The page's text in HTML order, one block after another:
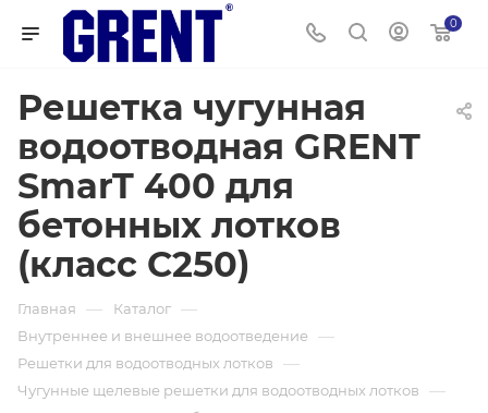
0
Решетка чугунная
водоотводная GRENT
SmarT 400 для
бетонных лотков
(класс C250)
Главная — Каталог —
Внутреннее и внешнее водоотведение —
Решетки для водоотводных лотков —
Чугунные щелевые решетки для водоотводных лотков —